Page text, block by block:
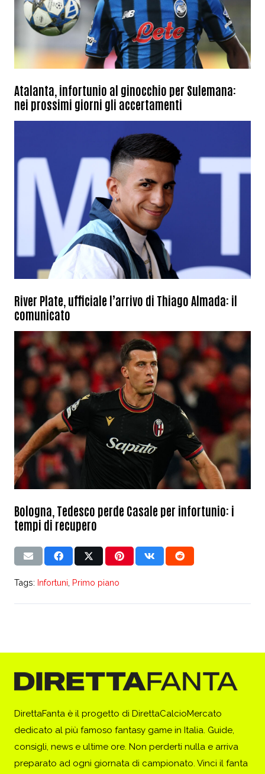
Atalanta, infortunio al ginocchio per Sulemana:
nei prossimi giorni gli accertamenti
River Plate, ufficiale l’arrivo di Thiago Almada: il
comunicato
Bologna, Tedesco perde Casale per infortunio: i
tempi di recupero
Tags: Infortuni Primo piano
DirettaFanta è il progetto di DirettaCalcioMercato
dedicato al più famoso fantasy game in Italia. Guide,
consigli, news e ultime ore. Non perderti nulla e arriva
preparato ad ogni giornata di campionato. Vinci il fanta